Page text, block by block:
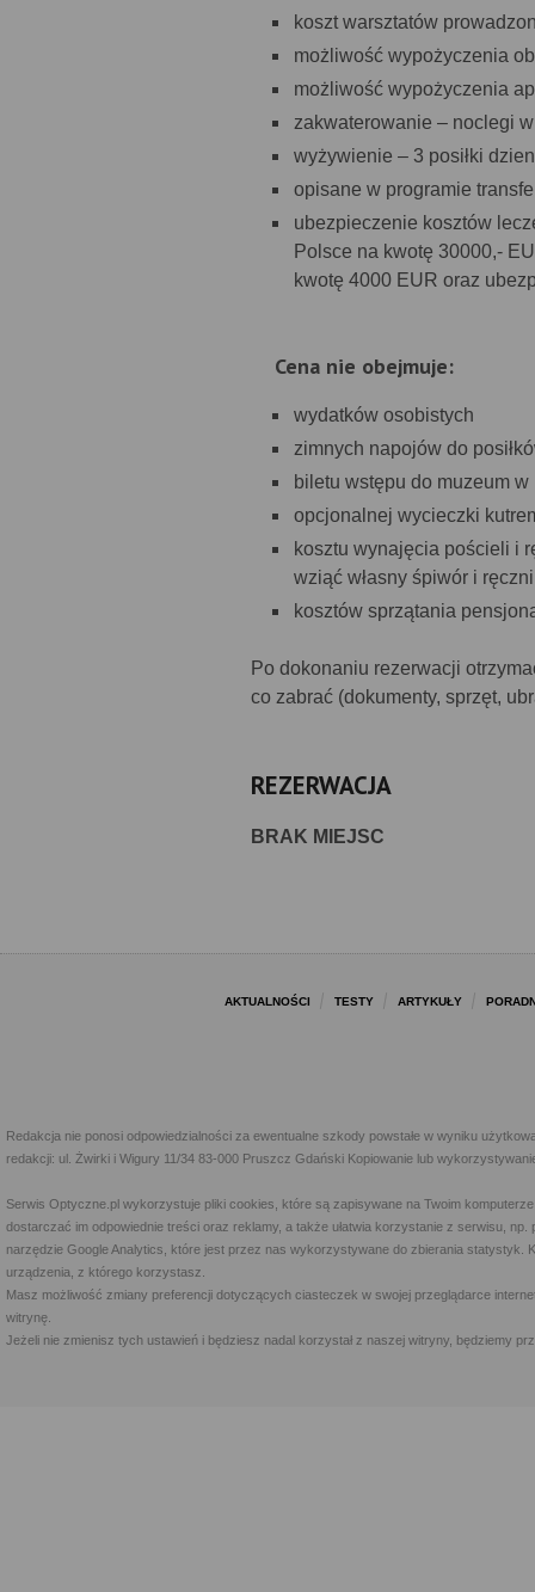
koszt warsztatów
możliwość wypożyczenia
możliwość wypożyczenia
zakwaterowanie – noclegi
wyżywienie – 3 posiłki
opisane w programie
ubezpieczenie kosztów
Polsce na kwotę 30000,-
kwotę 4000 EUR oraz
Cena nie obejmuje:
wydatków osobistych
zimnych napojów do
biletu wstępu do muzeum
opcjonalnej wycieczki
kosztu wynajęcia pościeli i
wziąć własny śpiwór i
kosztów sprzątania
Po dokonaniu rezerwacji
co zabrać (dokumenty, sprzęt,
REZERWACJA
BRAK MIEJSC
AKTUALNOŚCI TESTY ARTYKUŁY
Redakcja nie ponosi odpowiedzialności za ewentualne szkody powstałe w wyniku
redakcji: ul. Żwirki i Wigury 11/34 83-000 Pruszcz Gdański Kopiowanie lub
Serwis Optyczne.pl wykorzystuje pliki cookies, które są zapisywane na Twoim
dostarczać im odpowiednie treści oraz reklamy, a także ułatwia korzystanie z serwisu,
narzędzie Google Analytics, które jest przez nas wykorzystywane do zbierania statystyk.
urządzenia, z którego korzystasz.
Masz możliwość zmiany preferencji dotyczących ciasteczek w swojej przeglądarce
witrynę.
Jeżeli nie zmienisz tych ustawień i będziesz nadal korzystał z naszej witryny, będziemy